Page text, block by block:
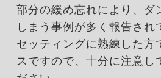
部分の緩め忘れにより、ダ
しまう事例が多く報告され
セッティングに熟練した方
スですので、十分に注意し